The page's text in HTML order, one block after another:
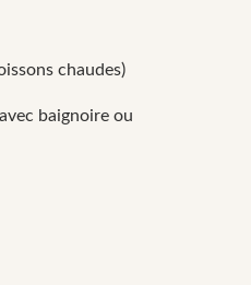
chaudes)
baignoire ou